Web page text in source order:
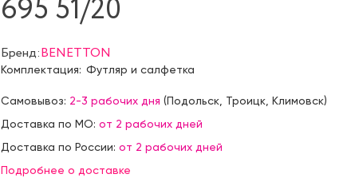
695 51/20
Бренд:BENETTON
Комплектация: Футляр и салфетка
Самовывоз: 2-3 рабочих дня (Подольск, Троицк, Климовск)
Доставка по МО: от 2 рабочих дней
Доставка по России: от 2 рабочих дней
Подробнее о доставке